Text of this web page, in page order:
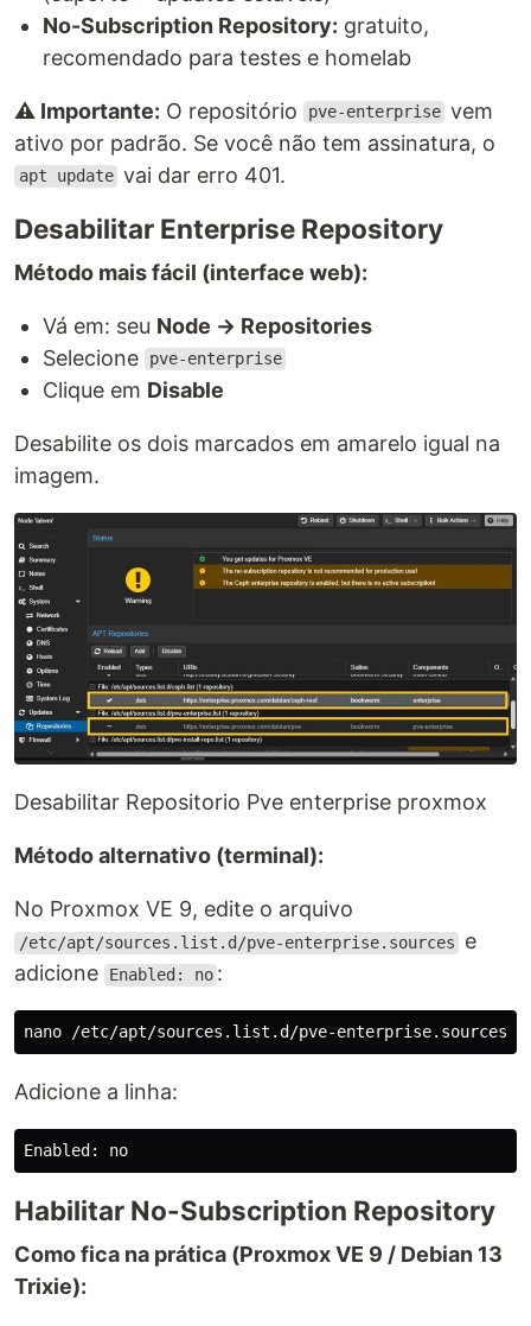
No-Subscription Repository: gratuito,
recomendado para testes e homelab
⚠️ Importante: O repositório pve-enterprise vem
ativo por padrão. Se você não tem assinatura, o
apt update vai dar erro 401.
Desabilitar Enterprise Repository
Método mais fácil (interface web):
Vá em: seu Node → Repositories
Selecione
pve-enterprise
Clique em Disable
Desabilite os dois marcados em amarelo igual na
imagem.
Desabilitar Repositorio Pve enterprise proxmox
Método alternativo (terminal):
No Proxmox VE 9, edite o arquivo
/etc/apt/sources.list.d/pve-enterprise.sources
e
adicione
Enabled: no :
Adicione a linha:
Habilitar No-Subscription Repository
Como fica na prática (Proxmox VE 9 / Debian 13
Trixie):